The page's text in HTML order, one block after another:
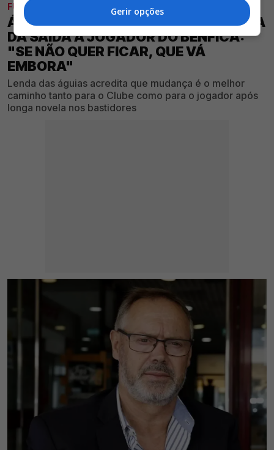
FUTEBOL
ÁLVARO MAGALHÃES APONTA PORTA
DA SAÍDA A JOGADOR DO BENFICA:
"SE NÃO QUER FICAR, QUE VÁ
EMBORA"
Lenda das águias acredita que mudança é o melhor
caminho tanto para o Clube como para o jogador após
longa novela nos bastidores
Gerir opções